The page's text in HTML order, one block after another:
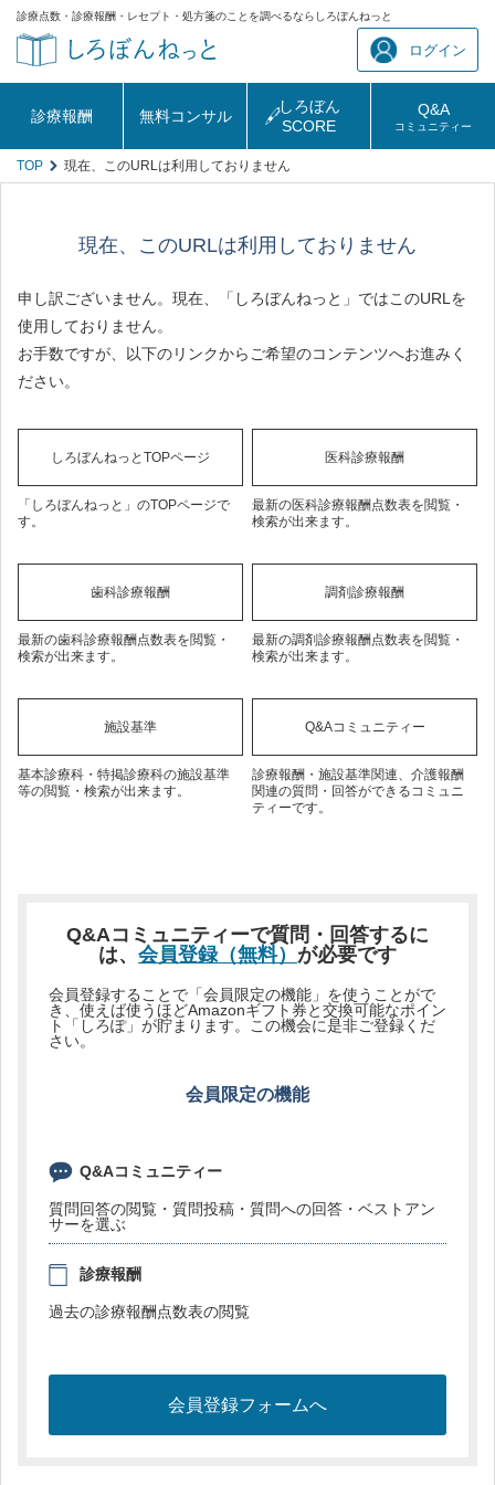
診療点数・診療報酬・レセプト・処方箋のことを調べるならしろぼんねっと
ログイン
診療報酬 無料コンサル
しろぼん
SCORE
Q&A
コミュニティー
TOP 現在、このURLは利用しておりません
現在、このURLは利用しておりません
申し訳ございません。現在、「しろぼんねっと」ではこのURLを
使用しておりません。
お手数ですが、以下のリンクからご希望のコンテンツへお進みく
ださい。
しろぼんねっとTOPページ
「しろぼんねっと」のTOPページで
す。
医科診療報酬
最新の医科診療報酬点数表を閲覧・
検索が出来ます。
歯科診療報酬
最新の歯科診療報酬点数表を閲覧・
検索が出来ます。
調剤診療報酬
最新の調剤診療報酬点数表を閲覧・
検索が出来ます。
施設基準
基本診療科・特掲診療科の施設基準
等の閲覧・検索が出来ます。
Q&Aコミュニティー
診療報酬・施設基準関連、介護報酬
関連の質問・回答ができるコミュニ
ティーです。
Q&Aコミュニティーで質問・回答するに
は、 会員登録（無料） が必要です
会員登録することで「会員限定の機能」を使うことがで
き、使えば使うほどAmazonギフト券と交換可能なポイン
ト「しろぽ」が貯まります。この機会に是非ご登録くだ
さい。
会員限定の機能
Q&Aコミュニティー
質問回答の閲覧・質問投稿・質問への回答・ベストアン
サーを選ぶ
診療報酬
過去の診療報酬点数表の閲覧
会員登録フォームへ